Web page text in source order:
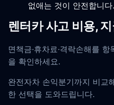
없애는 것이 안전합니다.
렌터카 사고 비용,
면책금·휴차료·격락손해를
을 확인하세요.
완전자차 손익분기까지 비교
한 선택을 도와드립니다.